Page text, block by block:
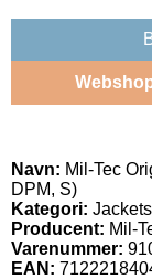
Navn: Mil-Tec
DPM, S)
Kategori: Jackets
Producent: Mil-
Varenummer:
EAN: